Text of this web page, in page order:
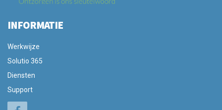
INFORMATIE
Werkwijze
Solutio 365
Diensten
Support